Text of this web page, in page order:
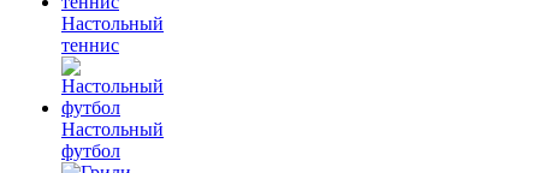
Настольный
теннис
Настольный
футбол